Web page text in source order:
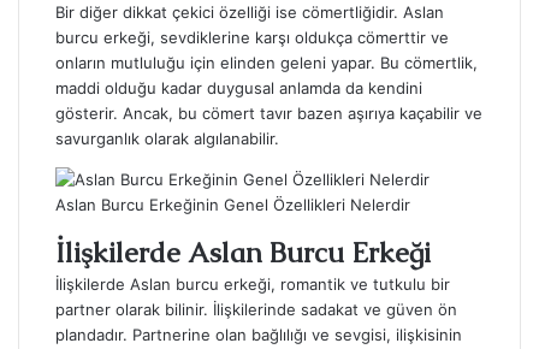
Bir diğer dikkat çekici özelliği ise cömertliğidir. Aslan
burcu erkeği, sevdiklerine karşı oldukça cömerttir ve
onların mutluluğu için elinden geleni yapar. Bu cömertlik,
maddi olduğu kadar duygusal anlamda da kendini
gösterir. Ancak, bu cömert tavır bazen aşırıya kaçabilir ve
savurganlık olarak algılanabilir.
Aslan Burcu Erkeğinin Genel Özellikleri Nelerdir
İlişkilerde Aslan Burcu Erkeği
İlişkilerde Aslan burcu erkeği, romantik ve tutkulu bir
partner olarak bilinir. İlişkilerinde sadakat ve güven ön
plandadır. Partnerine olan bağlılığı ve sevgisi, ilişkisinin